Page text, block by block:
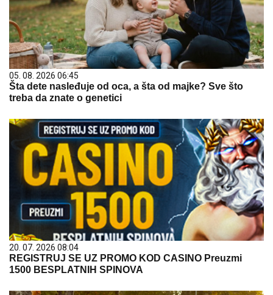
05. 08. 2026 06:45
Šta dete nasleđuje od oca, a šta od majke? Sve što
treba da znate o genetici
20. 07. 2026 08:04
REGISTRUJ SE UZ PROMO KOD CASINO Preuzmi
1500 BESPLATNIH SPINOVA